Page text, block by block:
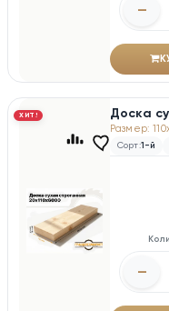
–
ХИТ! Доска
Размер:
Сорт:1-й
–